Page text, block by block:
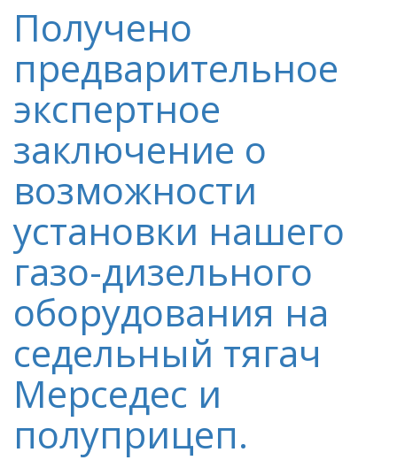
Получено
предварительное
экспертное
заключение о
возможности
установки нашего
газо-дизельного
оборудования на
седельный тягач
Мерседес и
полуприцеп.